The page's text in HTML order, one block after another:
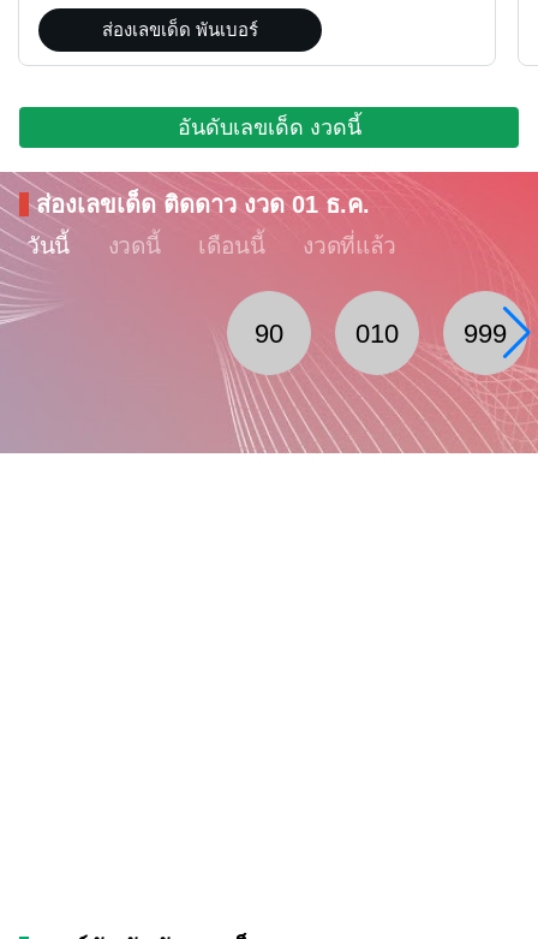
ส่องเลขเด็ด พันเบอร์
อันดับเลขเด็ด งวดนี้
ส่องเลขเด็ด ติดดาว งวด 01 ธ.ค.
วันนี้ งวดนี้ เดือนนี้ งวดที่แล้ว
90 010 999